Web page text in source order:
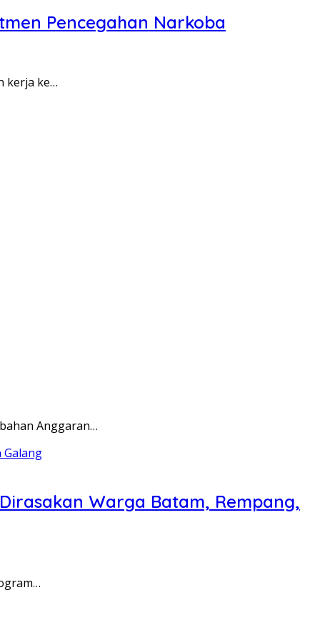
Pencegahan Narkoba
kerja ke…
Anggaran…
Warga Batam, Rempang,